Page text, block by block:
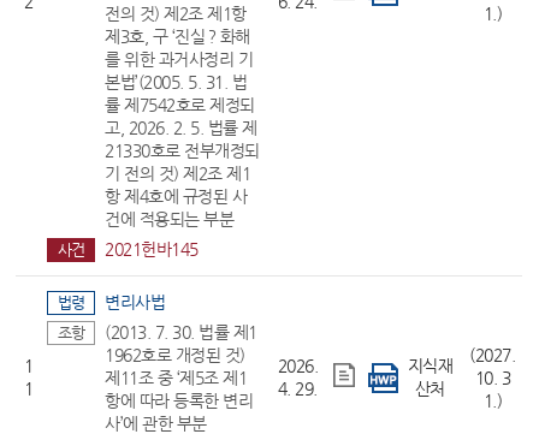
전의 것) 제2조 제1항
제3호, 구 ‘진실？화해
를 위한 과거사정리 기
본법’(2005. 5. 31. 법
률 제7542호로 제정되
고, 2026. 2. 5. 법률 제
21330호로 전부개정되
기 전의 것) 제2조 제1
항 제4호에 규정된 사
건에 적용되는 부분
사건 2021헌바145
1.)
1
1
법령 변리사법
조항
(2013. 7. 30. 법률 제1
1962호로 개정된 것)
제11조 중 ‘제5조 제1
항에 따라 등록한 변리
사’에 관한 부분
2026.
4. 29.
지식재
산처
(2027.
10. 3
1.)